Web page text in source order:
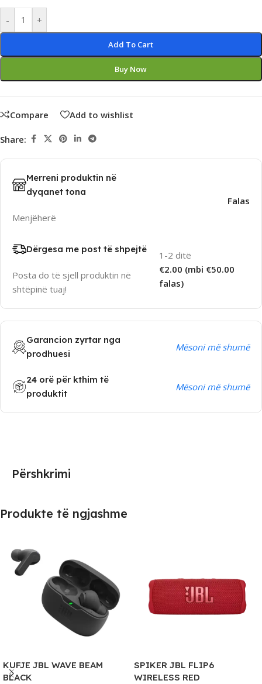
- +
Add To Cart
Buy Now
Alternative:
Compare Add to wishlist
Share:
Merreni produktin në
dyqanet tona
Menjëherë
Falas
Dërgesa me post të shpejtë
Posta do të sjell produktin në
shtëpinë tuaj!
1-2 ditë
€2.00 (mbi €50.00
falas)
Garancion zyrtar nga
prodhuesi
Mësoni më shumë
24 orë për kthim të
produktit
Mësoni më shumë
Përshkrimi
Produkte të ngjashme
KUFJE JBL WAVE BEAM
BLACK
SPIKER JBL FLIP6
WIRELESS RED